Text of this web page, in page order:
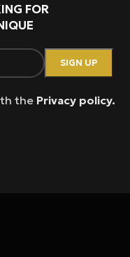
FOR
the Privacy policy.